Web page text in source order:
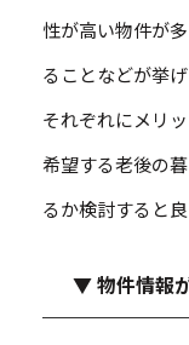
性が高い物件が
ることなどが挙げ
それぞれにメリ
希望する老後の
るか検討すると良
▼ 物件情報